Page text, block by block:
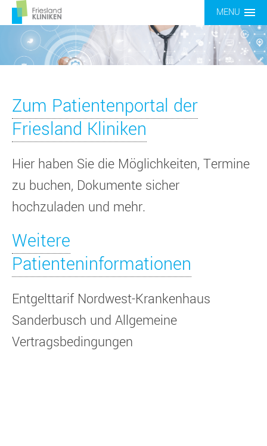
MENU
Service
Zum Patientenportal der
Friesland Kliniken
Hier haben Sie die Möglichkeiten, Termine
zu buchen, Dokumente sicher
hochzuladen und mehr.
Weitere
Patienteninformationen
Entgelttarif Nordwest-Krankenhaus
Sanderbusch und Allgemeine
Vertragsbedingungen